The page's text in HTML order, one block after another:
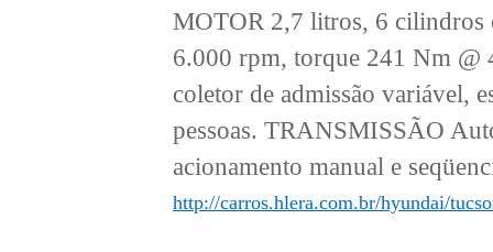
MOTOR 2,7 litros, 6
6.000 rpm, torque 241 Nm
coletor de admissão variável,
pessoas. TRANSMISSÃO
acionamento manual e
http://carros.hlera.com.br/hyundai/